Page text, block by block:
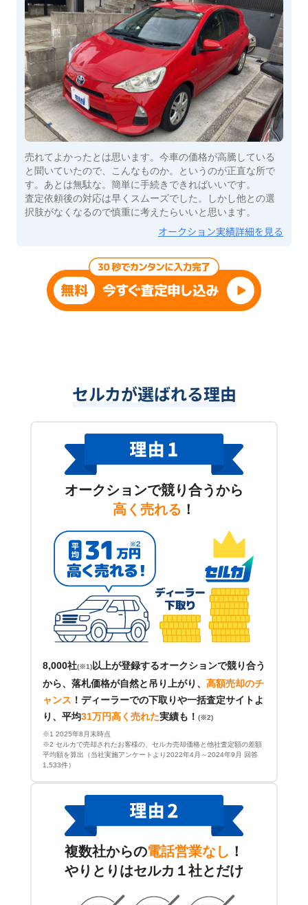
売れてよかったとは思います。今車の価格が高騰している
と聞いていたので、こんなものか。というのが正直な所で
す。あとは無駄な。簡単に手続きできればいいです。
査定依頼後の対応は早くスムーズでした。しかし他との選
択肢がなくなるので慎重に考えたらいいと思います。
オークション実績詳細を見る
セルカが選ばれる理由
オークションで競り合うから
高く売れる ！
8,000社(※1) 以上が登録するオークションで競り合う
から、落札価格が自然と吊り上がり、 高額売却のチ
ャンス ！ ディーラーでの下取りや一括査定サイトよ
り、平均31万円高く売れた実績も！ (※2)
※1 2025年8月末時点
※2 セルカで売却されたお客様の、セルカ売却価格と他社査定額の差額
平均額を算出（当社実施アンケートより2022年4月～2024年9月 回答
1,533件）
複数社からの電話営業なし ！
やりとりはセルカ１社とだけ